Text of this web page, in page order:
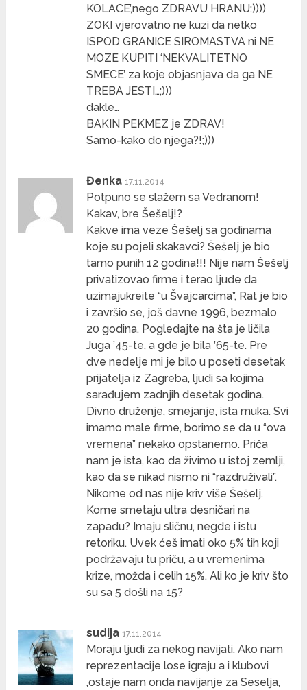
KOLACE’,nego ZDRAVU HRANU:))))
ZOKI vjerovatno ne kuzi da netko
ISPOD GRANICE SIROMASTVA ni NE
MOZE KUPITI ‘NEKVALITETNO
SMECE’ za koje objasnjava da ga NE
TREBA JESTI…;)))
dakle…
BAKIN PEKMEZ je ZDRAV!
Samo-kako do njega?!;)))
Đenka 17.11.2014
Potpuno se slažem sa Vedranom!
Kakav, bre Šešelj!?
Kakve ima veze Šešelj sa godinama
koje su pojeli skakavci? Šešelj je bio
tamo punih 12 godina!!! Nije nam Šešelj
privatizovao firme i terao ljude da
uzimajukreite “u Švajcarcima”, Rat je bio
i završio se, još davne 1996, bezmalo
20 godina. Pogledajte na šta je ličila
Juga ’45-te, a gde je bila ’65-te. Pre
dve nedelje mi je bilo u poseti desetak
prijatelja iz Zagreba, ljudi sa kojima
sarađujem zadnjih desetak godina.
Divno druženje, smejanje, ista muka. Svi
imamo male firme, borimo se da u “ova
vremena” nekako opstanemo. Priča
nam je ista, kao da živimo u istoj zemlji,
kao da se nikad nismo ni “razdruživali”.
Nikome od nas nije kriv više Šešelj.
Kome smetaju ultra desničari na
zapadu? Imaju sličnu, negde i istu
retoriku. Uvek ćeš imati oko 5% tih koji
podržavaju tu priču, a u vremenima
krize, možda i celih 15%. Ali ko je kriv što
su sa 5 došli na 15?
sudija 17.11.2014
Moraju ljudi za nekog navijati. Ako nam
reprezentacije lose igraju a i klubovi
,ostaje nam onda navijanje za Seselja,